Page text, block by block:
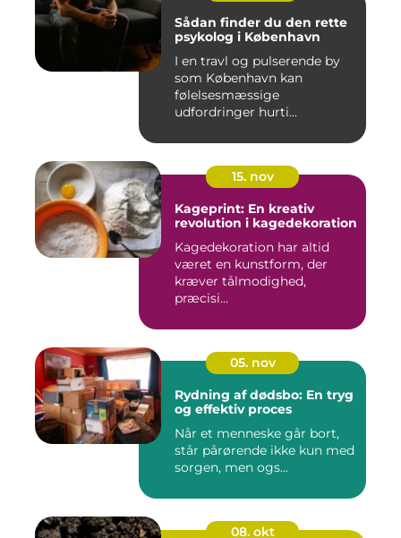
Sådan finder du den rette
psykolog i København
I en travl og pulserende by
som København kan
følelsesmæssige
udfordringer hurti...
15. nov
Kageprint: En kreativ
revolution i kagedekoration
Kagedekoration har altid
været en kunstform, der
kræver tålmodighed,
præcisi...
05. nov
Rydning af dødsbo: En tryg
og effektiv proces
Når et menneske går bort,
står pårørende ikke kun med
sorgen, men ogs...
08. okt